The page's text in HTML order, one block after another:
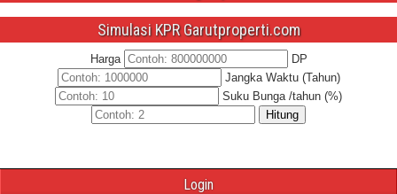
Simulasi KPR Garutproperti.com
Harga
DP
Jangka Waktu (Tahun)
Suku Bunga /tahun (%)
Hitung
Login